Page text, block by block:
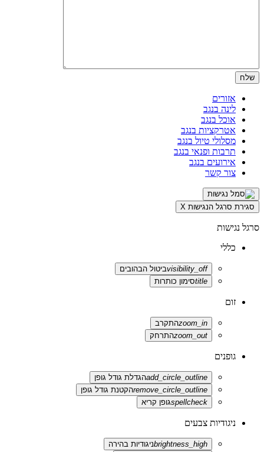
אזורים
לינה בנגב
אוכל בנגב
אטרקציות בנגב
מסלולי טיול בנגב
תרבות ופנאי בנגב
אירועים בנגב
צור קשר
סגירת סרגל הנגישות X
סרגל נגישות
כללי
visibility_offביטול הבהובים
titleסימון כותרות
זום
zoom_inהתקרב
zoom_outהתרחק
גופנים
add_circle_outlineהגדלת גודל גופן
remove_circle_outlineהקטנת גודל גופן
spellcheckגופן קריא
ניגודיות צבעים
brightness_highניגודיות בהירה